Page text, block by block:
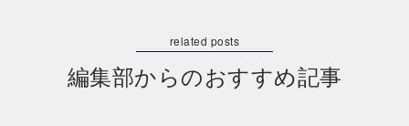
編集部からのおすすめ記事